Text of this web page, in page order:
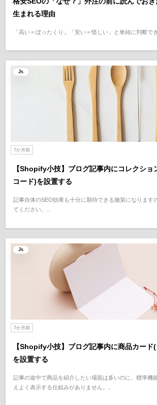
生まれる理由
「高い＝ぼったくり」「安い＝怪しい」と単純に判断で
Js
7か月前
【Shopify小技】ブログ記事内にコレクショ
コード)を設置する
記事自体のSEO効果も十分に期待できる施策になります
てください。..
Js
7か月前
【Shopify小技】ブログ記事内に商品カード
を設置する
記事の途中で商品を紹介したい場面は多いのに、標準機
えよく表示する仕組みがありません。..